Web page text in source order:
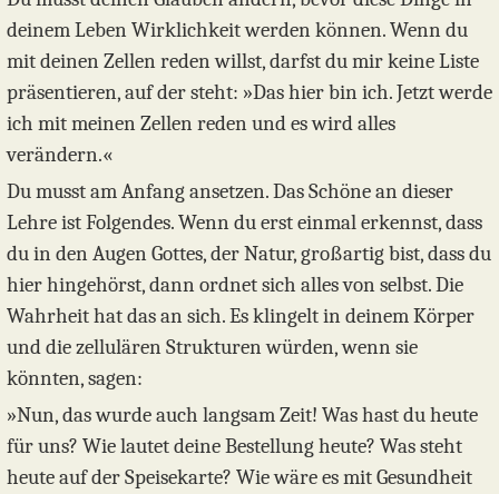
deinem Leben Wirklichkeit werden können. Wenn du
mit deinen Zellen reden willst, darfst du mir keine Liste
präsentieren, auf der steht: »Das hier bin ich. Jetzt werde
ich mit meinen Zellen reden und es wird alles
verändern.«
Du musst am Anfang ansetzen. Das Schöne an dieser
Lehre ist Folgendes. Wenn du erst einmal erkennst, dass
du in den Augen Gottes, der Natur, großartig bist, dass du
hier hingehörst, dann ordnet sich alles von selbst. Die
Wahrheit hat das an sich. Es klingelt in deinem Körper
und die zellulären Strukturen würden, wenn sie
könnten, sagen:
»Nun, das wurde auch langsam Zeit! Was hast du heute
für uns? Wie lautet deine Bestellung heute? Was steht
heute auf der Speisekarte? Wie wäre es mit Gesundheit